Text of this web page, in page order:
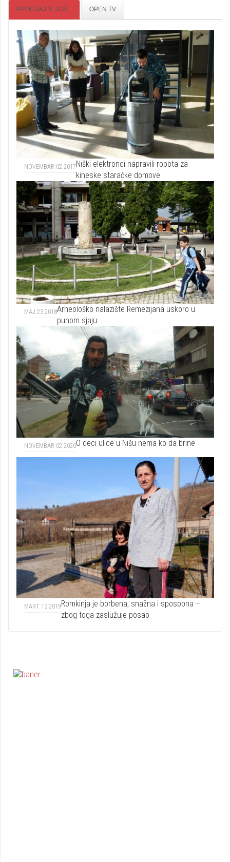
PROČITAJTE JOŠ... OPEN TV
NOVEMBAR 02 2017Niški elektronci napravili robota za
kineske staračke domove
MAJ 23 2018Arheološko nalazište Remezijana uskoro u
punom sjaju
NOVEMBAR 02 2020O deci ulice u Nišu nema ko da brine
MART 13 2019Romkinja je borbena, snažna i sposobna –
zbog toga zaslužuje posao